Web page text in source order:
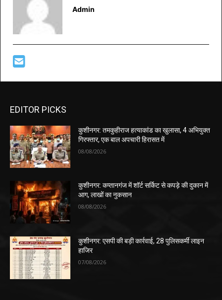
Admin
EDITOR PICKS
कुशीनगर: तमकुहीराज हत्याकांड का खुलासा, 4 अभियुक्त
गिरफ्तार, एक बाल अपचारी हिरासत में
08/08/2026
कुशीनगर: कप्तानगंज में शॉर्ट सर्किट से कपड़े की दुकान में
आग, लाखों का नुकसान
08/08/2026
कुशीनगर: एसपी की बड़ी कार्रवाई, 28 पुलिसकर्मी लाइन
हाजिर
07/08/2026